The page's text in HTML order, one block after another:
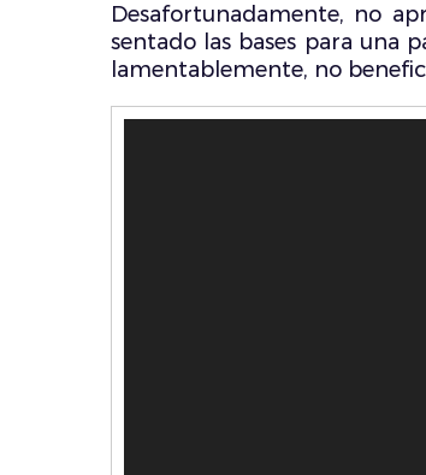
Desafortunadamente, no
sentado las bases para una
lamentablemente, no